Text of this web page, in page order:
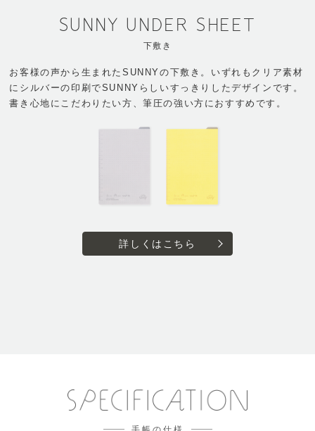
SUNNY UNDER SHEET
下敷き
お客様の声から生まれたSUNNYの下敷き。いずれもクリア素材
にシルバーの印刷でSUNNYらしいすっきりしたデザインです。
書き心地にこだわりたい方、筆圧の強い方におすすめです。
詳しくはこちら